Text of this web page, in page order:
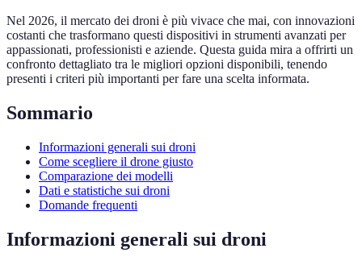
Nel 2026, il mercato dei droni è più vivace che mai, con innovazioni
costanti che trasformano questi dispositivi in strumenti avanzati per
appassionati, professionisti e aziende. Questa guida mira a offrirti un
confronto dettagliato tra le migliori opzioni disponibili, tenendo
presenti i criteri più importanti per fare una scelta informata.
Sommario
Informazioni generali sui droni
Come scegliere il drone giusto
Comparazione dei modelli
Dati e statistiche sui droni
Domande frequenti
Informazioni generali sui droni